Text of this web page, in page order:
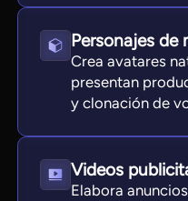
Personajes de
Crea avatares
presentan
y clonación de
Videos
Elabora